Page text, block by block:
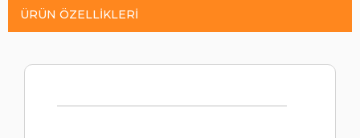
ÜRÜN ÖZELLIKLERI